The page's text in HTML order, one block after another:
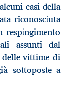
casi della
riconosciuta
respingimento
assunti dal
delle vittime di
sottoposte a